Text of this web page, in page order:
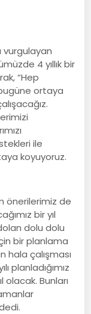
vurgulayan
4 yıllık bir
“Hep
ortaya
ile
koyuyoruz.
önerilerimiz de
bir yıl
dolu dolu
bir planlama
hala çalışması
planladığımız
olacak. Bunları